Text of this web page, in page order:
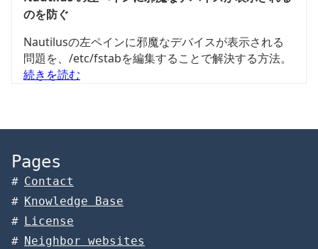
のを防ぐ
Nautilusの左ペインに邪魔なデバイスが表示される
問題を、/etc/fstabを編集することで解決する方法。
続きを読む
Pages
Contact
Knowledge Base
License
Neighbor websites